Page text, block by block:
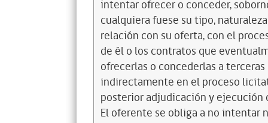
intentar ofrecer o conceder,
cualquiera fuese su tipo,
relación con su oferta, con el
de él o los contratos que
ofrecerlas o concederlas a
indirectamente en el proceso
posterior adjudicación y ejecución
El oferente se obliga a no intentar